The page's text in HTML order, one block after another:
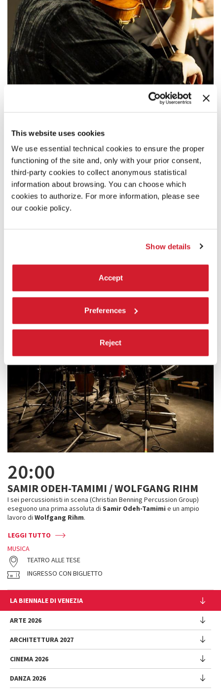
This website uses cookies
We use essential technical cookies to ensure the proper
functioning of the site and, only with your prior consent,
third-party cookies to collect anonymous statistical
information about browsing. You can choose which
cookies to authorize. For more information, please see
our cookie policy.
Show details
Accept
Preferences
Reject
VITO ŽURAJ / CLARA IANNOTTA / GEORG
FRIEDRICH HAAS
Il Kandinsky Quartet esegue musiche di
Clara Iannotta, Georg
Friedrich HaaseVito Žuraj.
LEGGI TUTTO
MUSICA
CA’ GIUSTINIAN
20:00
SAMIR ODEH-TAMIMI / WOLFGANG RIHM
I sei percussionisti in scena (Christian Benning Percussion Group)
eseguono una prima assoluta di Samir Odeh-Tamimi e un ampio
lavoro di Wolfgang Rihm.
LEGGI TUTTO
MUSICA
TEATRO ALLE TESE
INGRESSO CON BIGLIETTO
LA BIENNALE DI VENEZIA
L'Istituzione
Cariche istituzionali
Storia
Luoghi
Sponsorship
ARTE 2026
Esposizione
Intervento di Pietrangelo Buttafuoco
Intervento di Koyo Kouoh / La squadra di Koyo Kouoh
ARCHITETTURA 2027
Mostra
Partecipazioni Nazionali (procedura)
CINEMA 2026
Mostra
DANZA 2026